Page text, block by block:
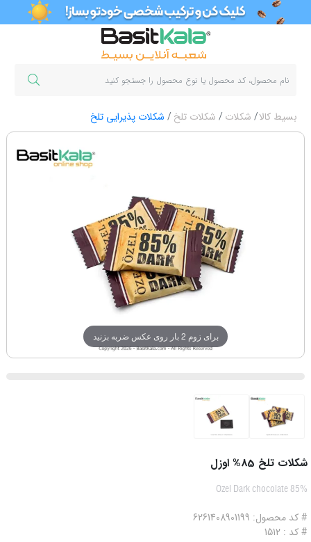
بسیط کالا شکلات شکلات تلخ شکلات پذیرایی تلخ
برای زوم 2 بار روی عکس ضربه بزنید
شکلات تلخ 85% اوزل
Ozel Dark chocolate 85%
# کد محصول: 6261408901199
# کد : 1512